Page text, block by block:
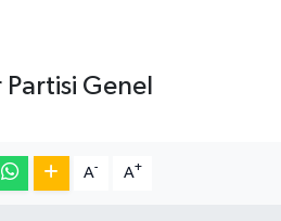
Genel
A- A+